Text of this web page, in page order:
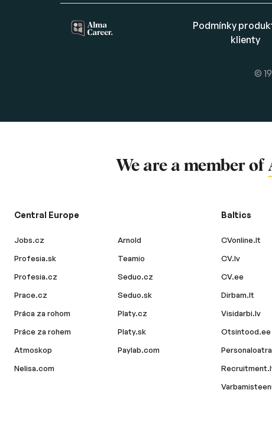
Podmínky
klienty
©
We are a member of
Central Europe
Jobs.cz
Profesia.sk
Profesia.cz
Prace.cz
Práca za rohom
Práce za rohem
Atmoskop
Nelisa.com
Arnold
Teamio
Seduo.cz
Seduo.sk
Platy.cz
Platy.sk
Paylab.com
Baltics
CVonline.lt
CV.lv
CV.ee
Dirbam.lt
Visidarbi.lv
Otsintood.ee